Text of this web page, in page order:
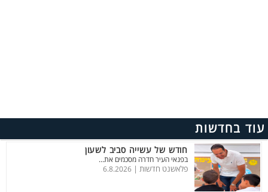
עוד בחדשות
חודש של עשייה סביב לשעון
בפנאי העיר חדרה מסכמים את...
פלאשנט חדשות | 6.8.2026